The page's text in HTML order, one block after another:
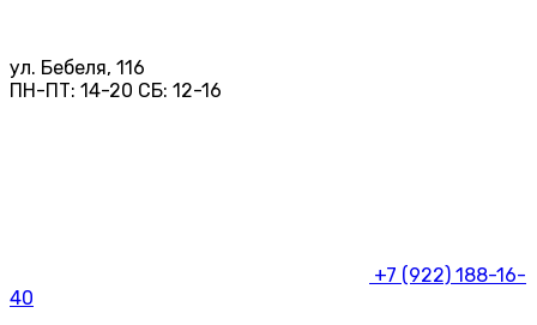
ул. Бебеля, 116
ПН-ПТ: 14-20 СБ: 12-16
+7 (922) 188-16-
40